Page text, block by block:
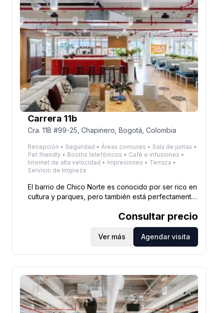
Carrera 11b
Cra. 11B #99-25, Chapinero, Bogotá, Colombia
Recepción • Seguridad • Áreas comunes • Sala de juntas •
Pet friendly • Booths telefónicos • Café e infusiones •
Internet de alta velocidad • Impresiones • Terraza •
Servicio de limpieza
El barrio de Chico Norte es conocido por ser rico en
cultura y parques, pero también está perfectamente
acceder a este edificio a pie, en bicicleta o en
automóvil, y estos dos últimos se almacenan de
forma segura en áreas dedicadas en el sitio. En la
Calle 100 y cerca de la hermosa zona del Parque
93, esta ubicación se distribuye en siete pisos en
una zona empresarial que también atrae a empresas
establecidas. Con mucho carácter, este edificio está
cerca de la famosa cafetería Juan Valdez de
Colombia, así como de Crepes and Waffles para
esas reuniones matutinas. ¿Tiene clientes o
Consultar precio
Ver más Agendar visita